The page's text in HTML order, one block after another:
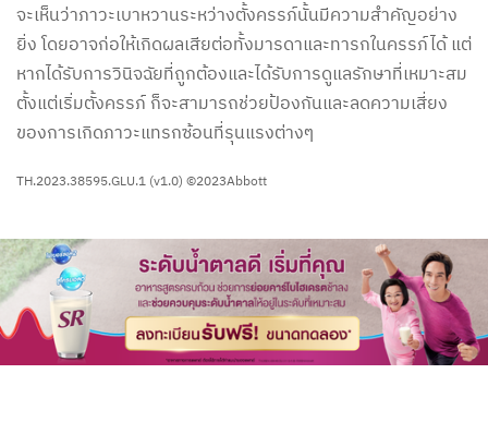
จะเห็นว่าภาวะเบาหวานระหว่างตั้งครรภ์นั้นมีความสำคัญอย่าง
ยิ่ง โดยอาจก่อให้เกิดผลเสียต่อทั้งมารดาและทารกในครรภ์ได้ แต่
หากได้รับการวินิจฉัยที่ถูกต้องและได้รับการดูแลรักษาที่เหมาะสม
ตั้งแต่เริ่มตั้งครรภ์ ก็จะสามารถช่วยป้องกันและลดความเสี่ยง
ของการเกิดภาวะแทรกซ้อนที่รุนแรงต่างๆ
TH.2023.38595.GLU.1 (v1.0) ©2023Abbott